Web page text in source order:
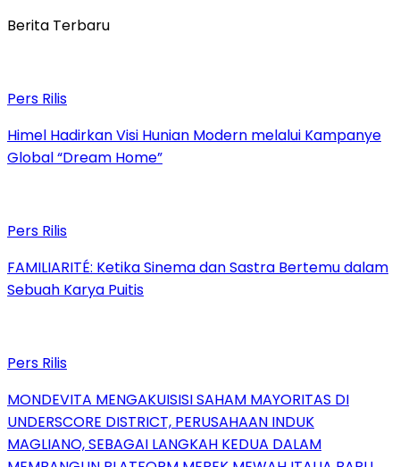
Berita Terbaru
Pers Rilis
Himel Hadirkan Visi Hunian Modern melalui Kampanye
Global “Dream Home”
Pers Rilis
FAMILIARITÉ: Ketika Sinema dan Sastra Bertemu dalam
Sebuah Karya Puitis
Pers Rilis
MONDEVITA MENGAKUISISI SAHAM MAYORITAS DI
UNDERSCORE DISTRICT, PERUSAHAAN INDUK
MAGLIANO, SEBAGAI LANGKAH KEDUA DALAM